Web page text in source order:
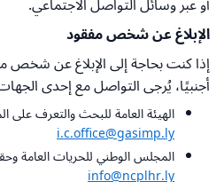
الإبلاغ عن شخص مفقود
إذا كنت بحاجة إلى الإبلاغ عن شخص
أجنبيًا، يُرجى التواصل مع إحدى الجهات
الهيئة العامة للبحث والتعرف على
i.c.office@gasimp.ly
المجلس الوطني للحريات العامة
info@ncplhr.ly